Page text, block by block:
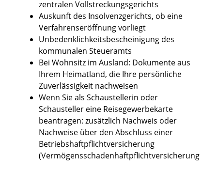
zentralen Vollstreckungsgerichts
Auskunft des Insolvenzgerichts, ob eine
Verfahrenseröffnung vorliegt
Unbedenklichkeitsbescheinigung des
kommunalen Steueramts
Bei Wohnsitz im Ausland: Dokumente aus
Ihrem Heimatland, die Ihre persönliche
Zuverlässigkeit nachweisen
Wenn Sie als Schaustellerin oder
Schausteller eine Reisegewerbekarte
beantragen: zusätzlich Nachweis oder
Nachweise über den Abschluss einer
Betriebshaftpflichtversicherung
(Vermögensschadenhaftpflichtversicherung